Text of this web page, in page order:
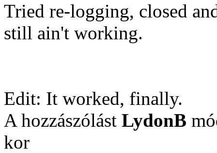
Tried re-logging, closed
still ain't working.
Edit: It worked, finally.
A hozzászólást LydonB
kor